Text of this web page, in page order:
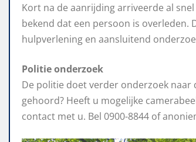
Kort na de aanrijding arriveerde al
bekend dat een persoon is overleden.
hulpverlening en aansluitend
Politie onderzoek
De politie doet verder onderzoek naar
gehoord? Heeft u mogelijke
contact met u. Bel 0900-8844 of